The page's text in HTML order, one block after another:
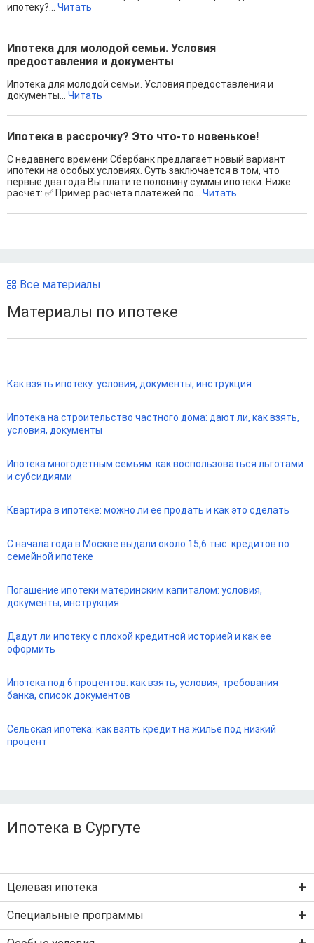
ипотеку?... Читать
Ипотека для молодой семьи. Условия
предоставления и документы
Ипотека для молодой семьи. Условия предоставления и
документы... Читать
Ипотека в рассрочку? Это что-то новенькое!
С недавнего времени Сбербанк предлагает новый вариант
ипотеки на особых условиях. Суть заключается в том, что
первые два года Вы платите половину суммы ипотеки. Ниже
расчет: ✅ Пример расчета платежей по... Читать
Все материалы
Материалы по ипотеке
Как взять ипотеку: условия, документы, инструкция
Ипотека на строительство частного дома: дают ли, как взять,
условия, документы
Ипотека многодетным семьям: как воспользоваться льготами
и субсидиями
Квартира в ипотеке: можно ли ее продать и как это сделать
С начала года в Москве выдали около 15,6 тыс. кредитов по
семейной ипотеке
Погашение ипотеки материнским капиталом: условия,
документы, инструкция
Дадут ли ипотеку с плохой кредитной историей и как ее
оформить
Ипотека под 6 процентов: как взять, условия, требования
банка, список документов
Сельская ипотека: как взять кредит на жилье под низкий
процент
Ипотека в Сургуте
Целевая ипотека
Ипотека на вторичку
Специальные программы